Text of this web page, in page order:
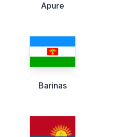
Apure
Barinas